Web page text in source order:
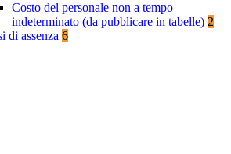
Costo del personale non a tempo
indeterminato (da pubblicare in tabelle) 2
di assenza 6